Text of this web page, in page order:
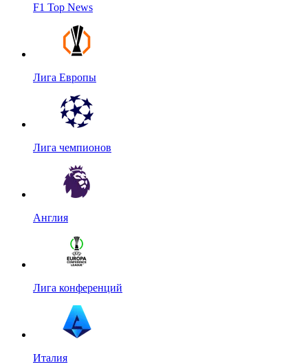
F1 Top News
Лига Европы
Лига чемпионов
Англия
Лига конференций
Италия